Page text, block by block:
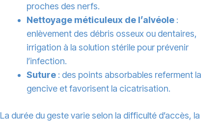
proches des nerfs.
Nettoyage méticuleux de l’alvéole :
enlèvement des débris osseux ou dentaires,
irrigation à la solution stérile pour prévenir
l’infection.
Suture : des points absorbables referment la
gencive et favorisent la cicatrisation.
La durée du geste varie selon la difficulté d’accès, la